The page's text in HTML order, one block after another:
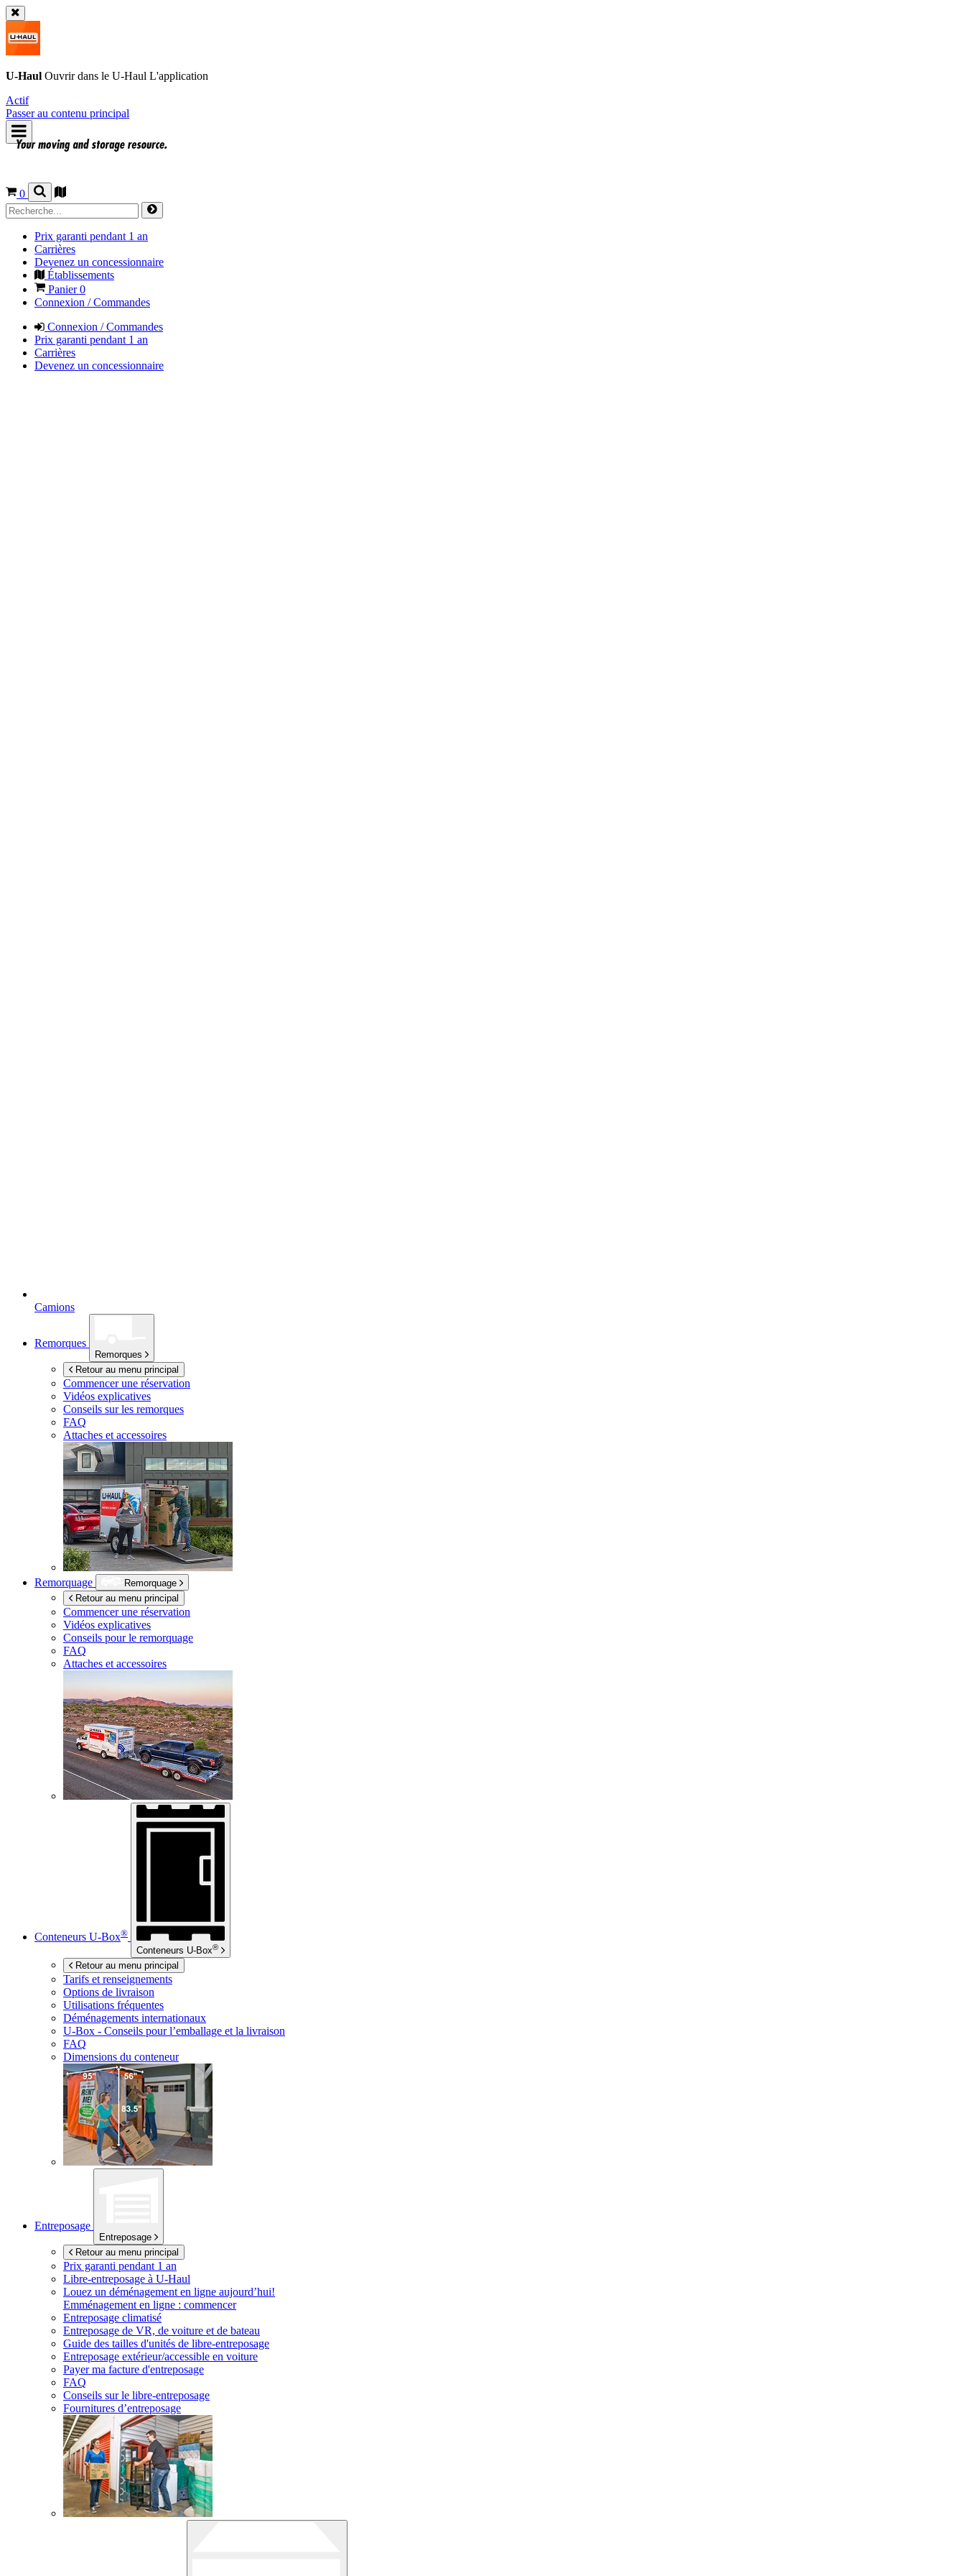
U-Haul Ouvrir dans le U-Haul L'application
Actif
Passer au contenu principal
0
Prix garanti pendant 1 an
Carrières
Devenez un concessionnaire
Établissements
Panier0
Connexion / Commandes
Connexion / Commandes
Prix garanti pendant 1 an
Carrières
Devenez un concessionnaire
Camions
Remorques
Remorques
Retour au menu principal
Commencer une réservation
Vidéos explicatives
Conseils sur les remorques
FAQ
Attaches et accessoires
Remorquage
Remorquage
Retour au menu principal
Commencer une réservation
Vidéos explicatives
Conseils pour le remorquage
FAQ
Attaches et accessoires
Conteneurs U-Box®
Conteneurs U-Box®
Retour au menu principal
Tarifs et renseignements
Options de livraison
Utilisations fréquentes
Déménagements internationaux
U-Box - Conseils pour l’emballage et la livraison
FAQ
Dimensions du conteneur
Entreposage
Entreposage
Retour au menu principal
Prix garanti pendant 1 an
Libre-entreposage à U-Haul
Louez un déménagement en ligne aujourd’hui!
Emménagement en ligne : commencer
Entreposage climatisé
Entreposage de VR, de voiture et de bateau
Guide des tailles d'unités de libre-entreposage
Entreposage extérieur/accessible en voiture
Payer ma facture d'entreposage
FAQ
Conseils sur le libre-entreposage
Fournitures d’entreposage